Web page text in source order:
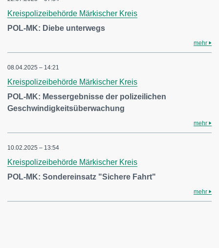
Kreispolizeibehörde Märkischer Kreis
POL-MK: Diebe unterwegs
mehr
08.04.2025 – 14:21
Kreispolizeibehörde Märkischer Kreis
POL-MK: Messergebnisse der polizeilichen
Geschwindigkeitsüberwachung
mehr
10.02.2025 – 13:54
Kreispolizeibehörde Märkischer Kreis
POL-MK: Sondereinsatz "Sichere Fahrt"
mehr